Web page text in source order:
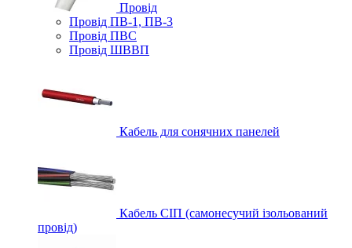
Провід
Провід ПВ-1, ПВ-3
Провід ПВС
Провід ШВВП
Кабель для сонячних панелей
Кабель СІП (самонесучий ізольований
провід)